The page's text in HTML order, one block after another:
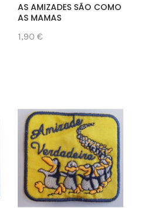
AS AMIZADES SÃO COMO
AS MAMAS
1,90 €